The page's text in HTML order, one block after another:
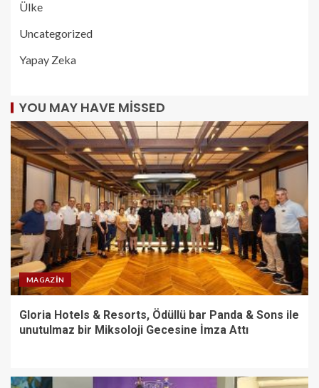
Ülke
Uncategorized
Yapay Zeka
YOU MAY HAVE MISSED
MAGAZIN
Gloria Hotels & Resorts, Ödüllü bar Panda & Sons ile
unutulmaz bir Miksoloji Gecesine İmza Attı